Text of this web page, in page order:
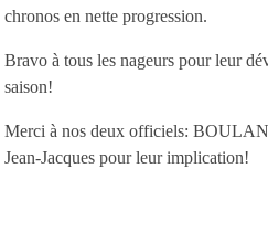
chronos en nette progression.
Bravo à tous les nageurs pour leur
saison!
Merci à nos deux officiels:
Jean-Jacques pour leur implication!